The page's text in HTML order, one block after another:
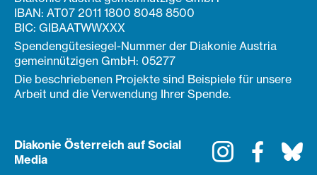
IBAN: AT07 2011 1800 8048 8500
BIC: GIBAATWWXXX
Spendengütesiegel-Nummer der Diakonie Austria
gemeinnützigen GmbH: 05277
Die beschriebenen Projekte sind Beispiele für unsere
Arbeit und die Verwendung Ihrer Spende.
Diakonie Österreich auf Social
Media
Instagram